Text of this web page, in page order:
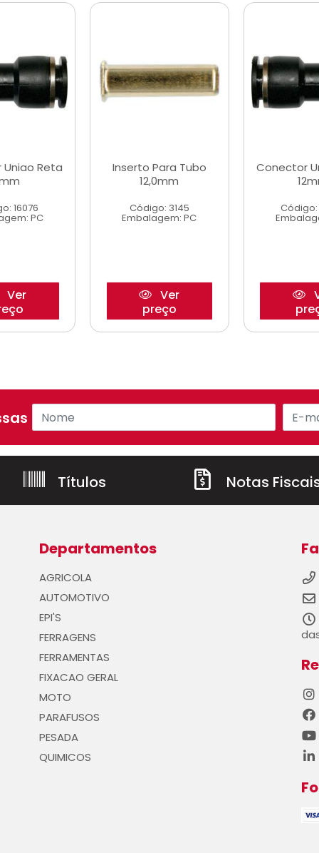
Reta
16076
PC
Ver
Inserto Para Tubo
12,0mm
Código: 3145
Embalagem: PC
Ver
preço
Conector
Código:
ofertas!
Títulos Notas
Departamentos
AGRICOLA
AUTOMOTIVO
EPI'S
FERRAGENS
FERRAMENTAS
FIXACAO GERAL
MOTO
PARAFUSOS
PESADA
QUIMICOS